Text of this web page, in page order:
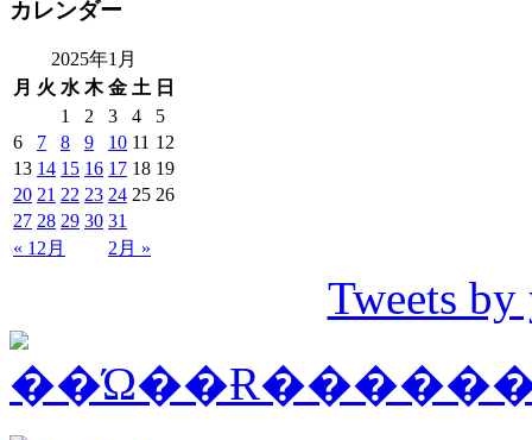
カレンダー
2025年1月
月 火 水 木 金 土 日
« 12月 2月 »
1 2 3 4
5
6
7 8 9 10 11 12
13 14 15 16 17 18 19
20 21 22 23 24 25 26
27 28 29 30 31
Tweets